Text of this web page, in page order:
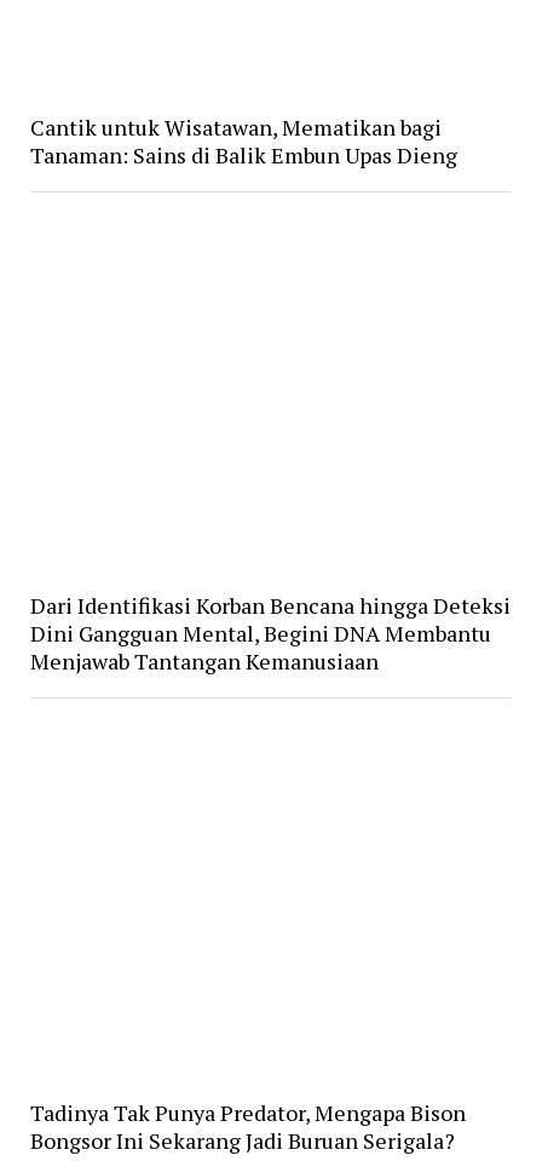
Cantik untuk Wisatawan, Mematikan bagi
Tanaman: Sains di Balik Embun Upas Dieng
Dari Identifikasi Korban Bencana hingga Deteksi
Dini Gangguan Mental, Begini DNA Membantu
Menjawab Tantangan Kemanusiaan
Tadinya Tak Punya Predator, Mengapa Bison
Bongsor Ini Sekarang Jadi Buruan Serigala?